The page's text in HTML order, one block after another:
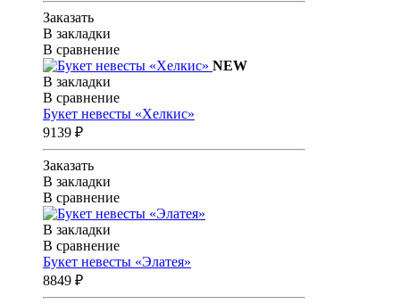
Заказать
В закладки
В сравнение
NEW
В закладки
В сравнение
Букет невесты «Хелкис»
9139 ₽
Заказать
В закладки
В сравнение
В закладки
В сравнение
Букет невесты «Элатея»
8849 ₽